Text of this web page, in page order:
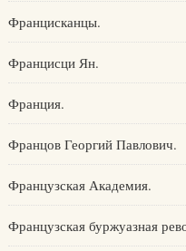
Францисканцы.
Францисци Ян.
Франция.
Францов Георгий Павлович.
Французская Академия.
Французская буржуазная